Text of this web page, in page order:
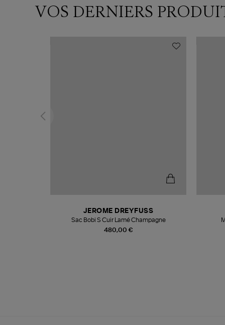
VOS DERNIERS
480,00 €
JEROME DREYFUSS
Sac Bobi S Cuir Lamé Champagne